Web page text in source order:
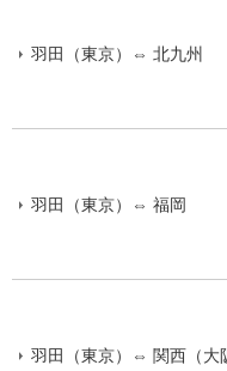
羽田（東京）⇔ 北九州
羽田（東京）⇔ 福岡
羽田（東京）⇔ 関西（大